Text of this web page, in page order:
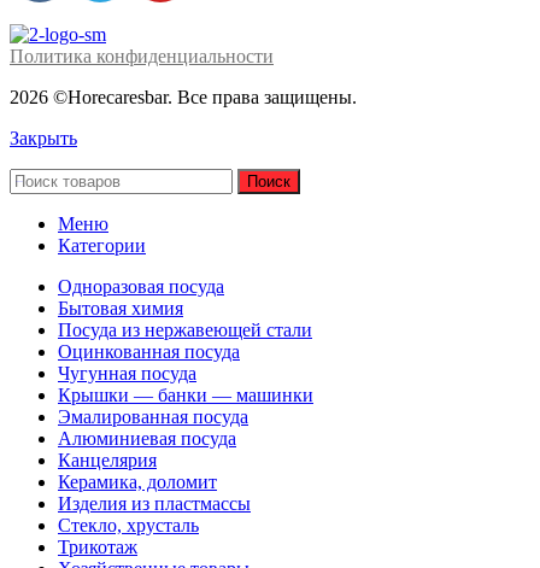
2026 ©Horecaresbar. Все права защищены.
Политика конфиденциальности
Закрыть
Поиск
Меню
Категории
Одноразовая посуда
Бытовая химия
Посуда из нержавеющей стали
Оцинкованная посуда
Чугунная посуда
Крышки — банки — машинки
Эмалированная посуда
Алюминиевая посуда
Канцелярия
Керамика, доломит
Изделия из пластмассы
Стекло, хрусталь
Трикотаж